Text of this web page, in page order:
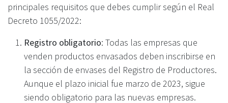
principales requisitos que debes cumplir según el Real
Decreto 1055/2022:
Registro obligatorio: Todas las empresas que
venden productos envasados deben inscribirse en
la sección de envases del Registro de Productores.
Aunque el plazo inicial fue marzo de 2023, sigue
siendo obligatorio para las nuevas empresas.